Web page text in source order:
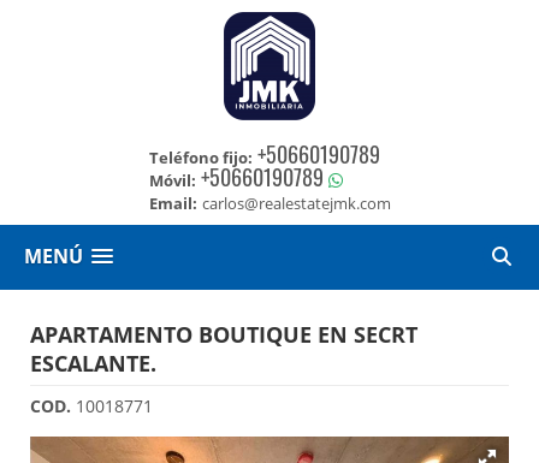
Teléfono fijo: +50660190789
Móvil: +50660190789
Email: carlos@realestatejmk.com
MENÚ
APARTAMENTO BOUTIQUE EN SECRT
ESCALANTE.
COD. 10018771